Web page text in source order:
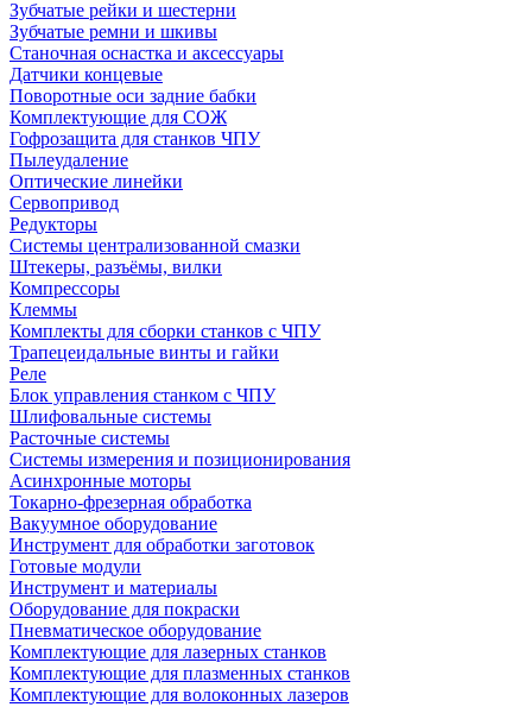
Зубчатые рейки и шестерни
Зубчатые ремни и шкивы
Станочная оснастка и аксессуары
Датчики концевые
Поворотные оси задние бабки
Комплектующие для СОЖ
Гофрозащита для станков ЧПУ
Пылеудаление
Оптические линейки
Сервопривод
Редукторы
Системы централизованной смазки
Штекеры, разъёмы, вилки
Компрессоры
Клеммы
Комплекты для сборки станков с ЧПУ
Трапецеидальные винты и гайки
Реле
Блок управления станком с ЧПУ
Шлифовальные системы
Расточные системы
Системы измерения и позиционирования
Асинхронные моторы
Токарно-фрезерная обработка
Вакуумное оборудование
Инструмент для обработки заготовок
Готовые модули
Инструмент и материалы
Оборудование для покраски
Пневматическое оборудование
Комплектующие для лазерных станков
Комплектующие для плазменных станков
Комплектующие для волоконных лазеров